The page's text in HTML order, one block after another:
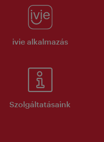
ivie alkalmazás
Szolgáltatásaink